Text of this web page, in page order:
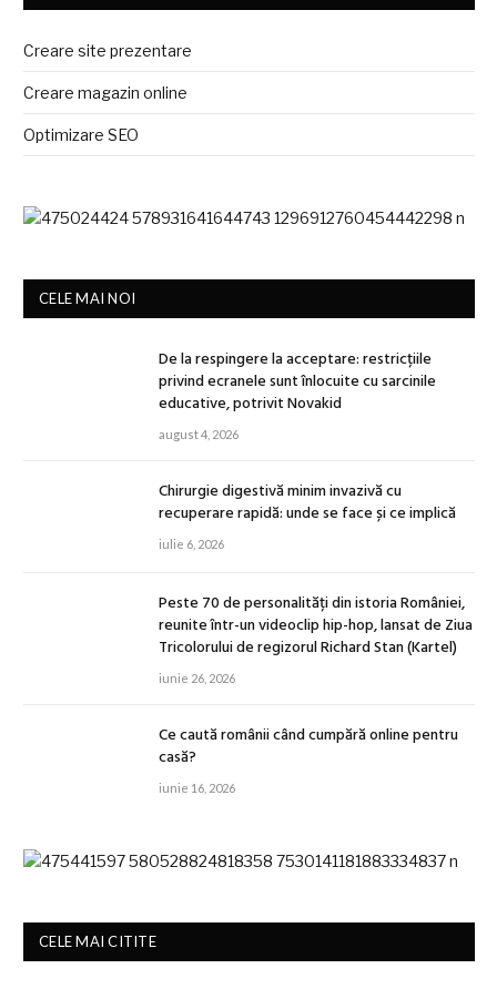
Creare site prezentare
Creare magazin online
Optimizare SEO
CELE MAI NOI
De la respingere la acceptare: restricțiile
privind ecranele sunt înlocuite cu sarcinile
educative, potrivit Novakid
august 4, 2026
Chirurgie digestivă minim invazivă cu
recuperare rapidă: unde se face și ce implică
iulie 6, 2026
Peste 70 de personalități din istoria României,
reunite într-un videoclip hip-hop, lansat de Ziua
Tricolorului de regizorul Richard Stan (Kartel)
iunie 26, 2026
Ce caută românii când cumpără online pentru
casă?
iunie 16, 2026
CELE MAI CITITE